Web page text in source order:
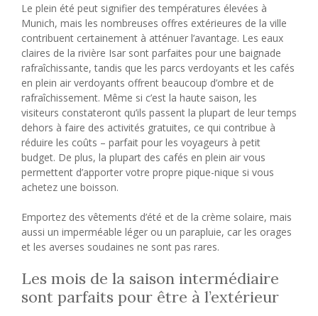
Le plein été peut signifier des températures élevées à
Munich, mais les nombreuses offres extérieures de la ville
contribuent certainement à atténuer l’avantage. Les eaux
claires de la rivière Isar sont parfaites pour une baignade
rafraîchissante, tandis que les parcs verdoyants et les cafés
en plein air verdoyants offrent beaucoup d’ombre et de
rafraîchissement. Même si c’est la haute saison, les
visiteurs constateront qu’ils passent la plupart de leur temps
dehors à faire des activités gratuites, ce qui contribue à
réduire les coûts – parfait pour les voyageurs à petit
budget. De plus, la plupart des cafés en plein air vous
permettent d’apporter votre propre pique-nique si vous
achetez une boisson.
Emportez des vêtements d’été et de la crème solaire, mais
aussi un imperméable léger ou un parapluie, car les orages
et les averses soudaines ne sont pas rares.
Les mois de la saison intermédiaire
sont parfaits pour être à l’extérieur